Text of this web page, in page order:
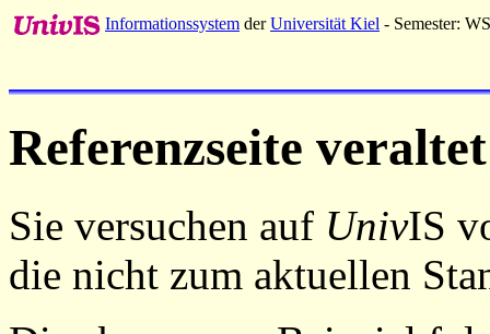
Informationssystem derUniversität Kiel - Semester:
Referenzseite veraltet
Sie versuchen auf UnivIS
die nicht zum aktuellen